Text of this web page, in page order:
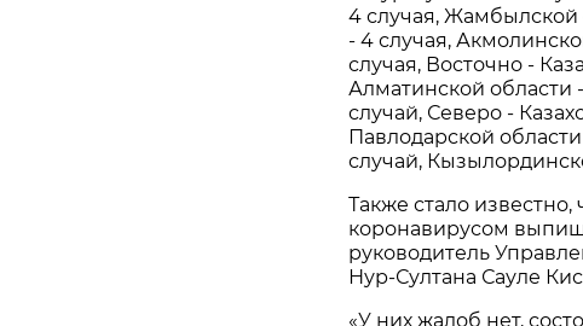
4 случая, Жамбылской
- 4 случая,
случая, Восточно -
Алматинской области
случай, Северо -
Павлодарской области
случай,
Также стало
коронавирусом
руководитель
Нур-Султана Сауле
«У них жалоб нет,